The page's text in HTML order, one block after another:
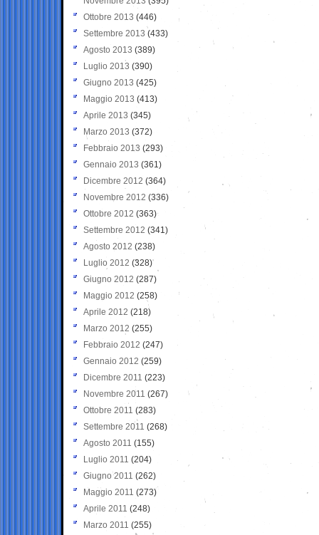
Ottobre 2013 (446)
Settembre 2013 (433)
Agosto 2013 (389)
Luglio 2013 (390)
Giugno 2013 (425)
Maggio 2013 (413)
Aprile 2013 (345)
Marzo 2013 (372)
Febbraio 2013 (293)
Gennaio 2013 (361)
Dicembre 2012 (364)
Novembre 2012 (336)
Ottobre 2012 (363)
Settembre 2012 (341)
Agosto 2012 (238)
Luglio 2012 (328)
Giugno 2012 (287)
Maggio 2012 (258)
Aprile 2012 (218)
Marzo 2012 (255)
Febbraio 2012 (247)
Gennaio 2012 (259)
Dicembre 2011 (223)
Novembre 2011 (267)
Ottobre 2011 (283)
Settembre 2011 (268)
Agosto 2011 (155)
Luglio 2011 (204)
Giugno 2011 (262)
Maggio 2011 (273)
Aprile 2011 (248)
Marzo 2011 (255)